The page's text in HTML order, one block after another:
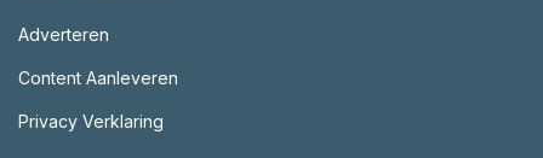
Adverteren
Content Aanleveren
Privacy Verklaring